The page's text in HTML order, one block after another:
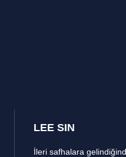
LEE SIN
İleri safhalara